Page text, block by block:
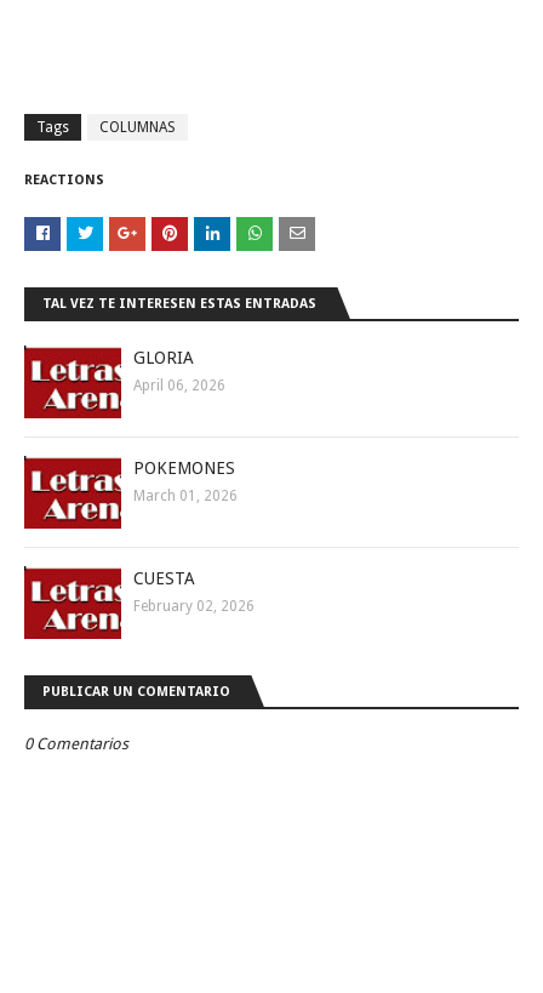
Tags COLUMNAS
REACTIONS
TAL VEZ TE INTERESEN ESTAS ENTRADAS
GLORIA
April 06, 2026
POKEMONES
March 01, 2026
CUESTA
February 02, 2026
PUBLICAR UN COMENTARIO
0 Comentarios